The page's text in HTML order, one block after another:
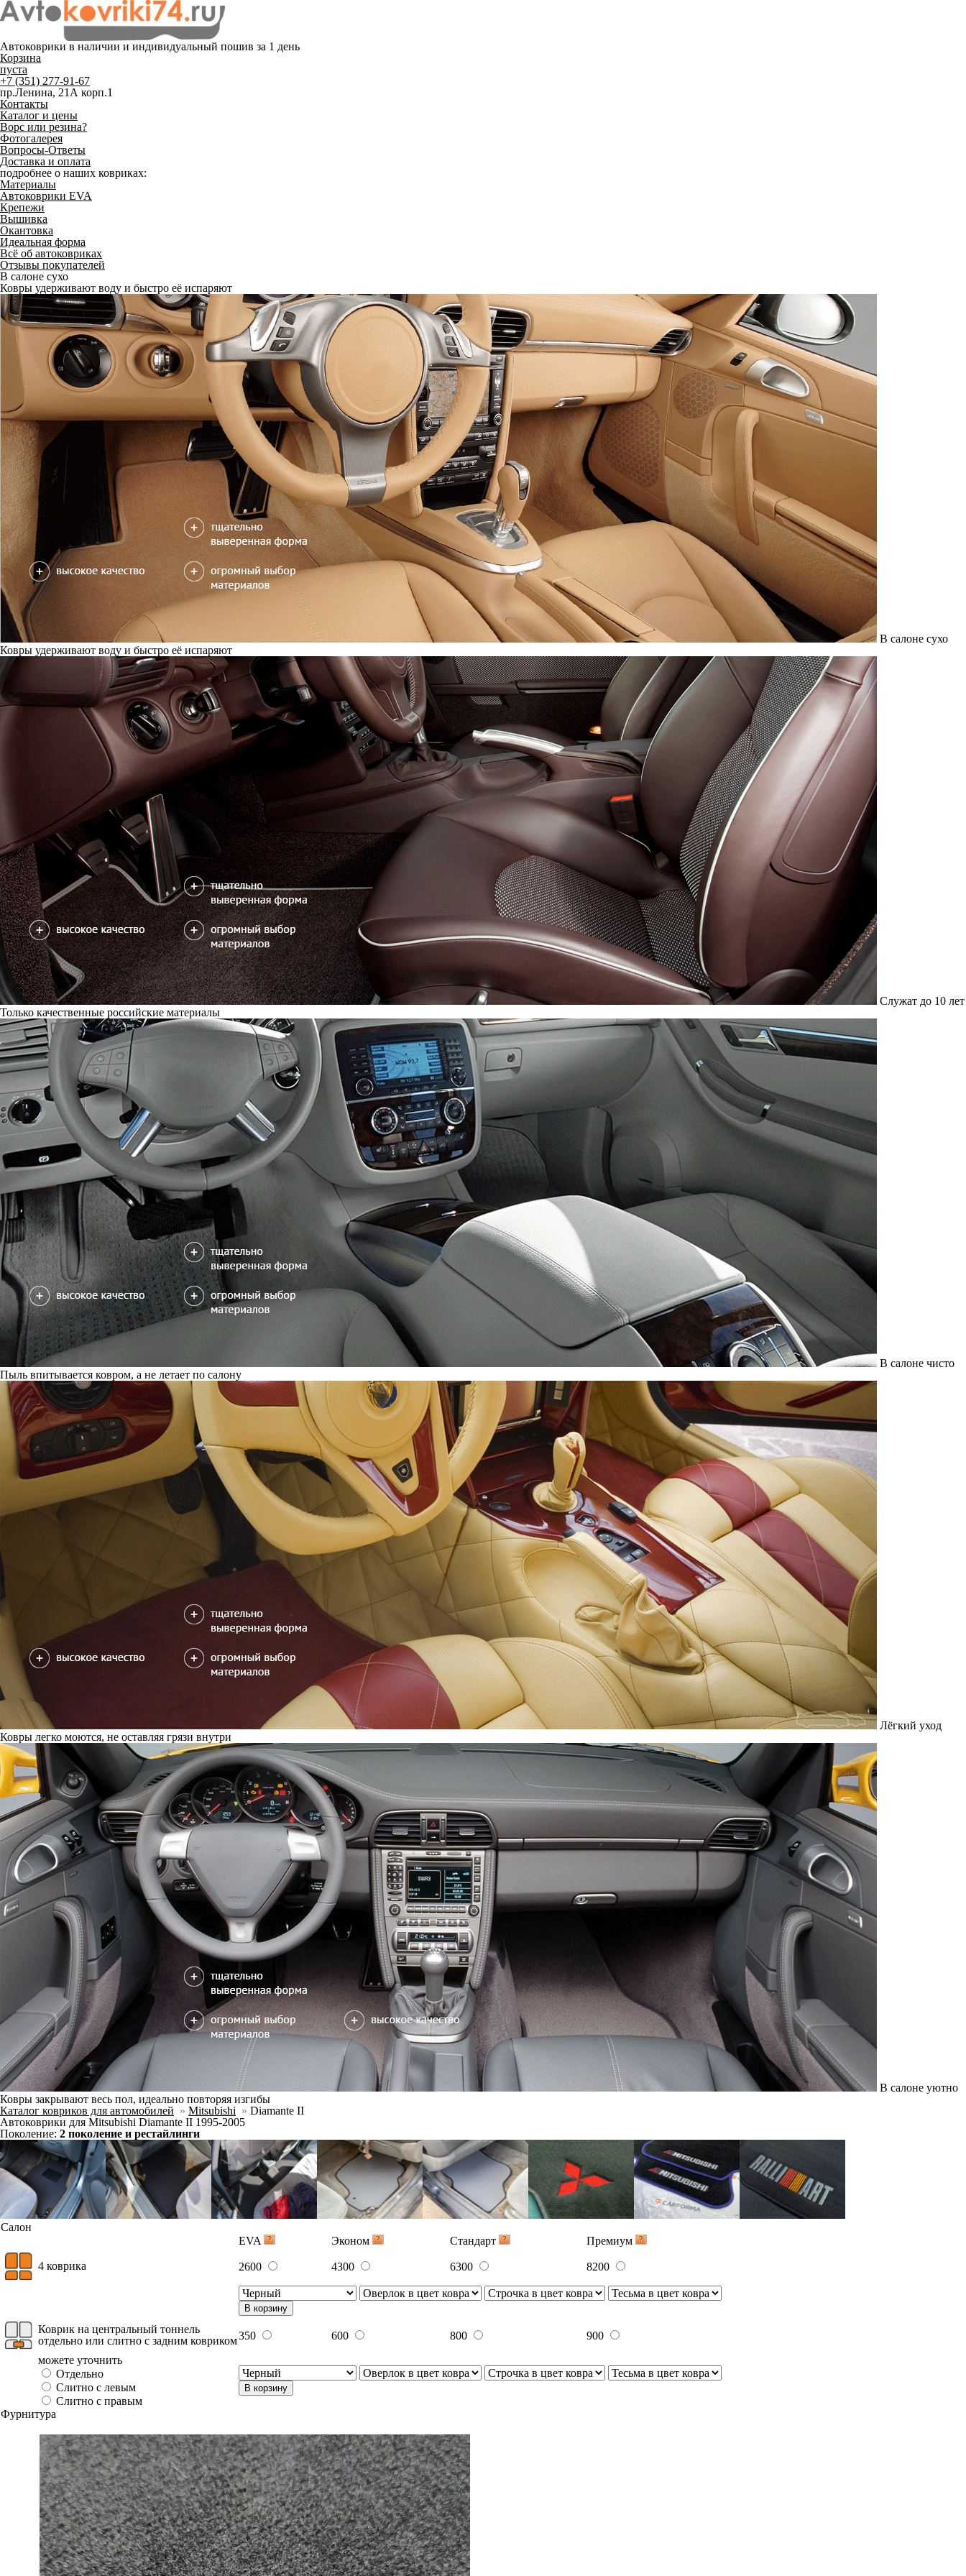
Автоковрики в наличии и индивидуальный пошив за 1 день
Корзина
пуста
+7 (351) 277-91-67
пр.Ленина, 21А корп.1
Контакты
Каталог и цены
Ворс или резина?
Фотогалерея
Вопросы-Ответы
Доставка и оплата
подробнее о наших ковриках:
Материалы
Автоковрики EVA
Крепежи
Вышивка
Окантовка
Идеальная форма
Всё об автоковриках
Отзывы покупателей
В салоне сухо
Ковры удерживают воду и быстро её испаряют
В салоне сухо
Ковры удерживают воду и быстро её испаряют
Служат до 10 лет
Только качественные российские материалы
В салоне чисто
Пыль впитывается ковром, а не летает по салону
Лёгкий уход
Ковры легко моются, не оставляя грязи внутри
В салоне уютно
Ковры закрывают весь пол, идеально повторяя изгибы
Каталог ковриков для автомобилей » Mitsubishi » Diamante II
Автоковрики для Mitsubishi Diamante II 1995-2005
Поколение: 2 поколение и рестайлинги
Салон
EVA
Эконом Стандарт Премиум
4 коврика 2600 4300 6300 8200
В корзину
Коврик на центральный тоннель
отдельно или слитно с задним ковриком350 600 800
900
можете уточнить
Отдельно
Слитно с левым
Слитно с правым
В корзину
Фурнитура